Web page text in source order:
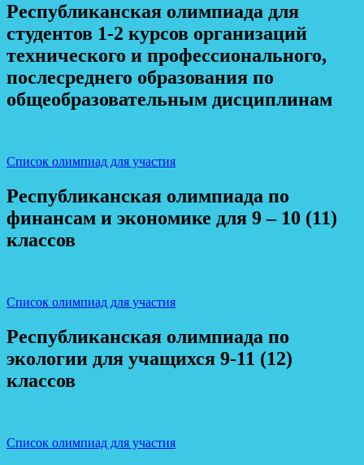
Республиканская олимпиада для
студентов 1-2 курсов организаций
технического и профессионального,
послесреднего образования по
общеобразовательным дисциплинам
Список олимпиад для участия
Республиканская олимпиада по
финансам и экономике для 9 – 10 (11)
классов
Список олимпиад для участия
Республиканская олимпиада по
экологии для учащихся 9-11 (12)
классов
Список олимпиад для участия